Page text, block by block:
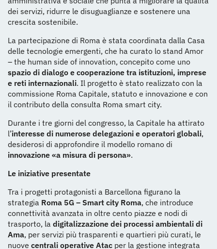
dei servizi, ridurre le disuguaglianze e sostenere una
crescita sostenibile.
La partecipazione di Roma è stata coordinata dalla Casa
delle tecnologie emergenti, che ha curato lo stand Amor
– the human side of innovation, concepito come uno
spazio di dialogo e cooperazione tra istituzioni, imprese
e reti internazionali. Il progetto è stato realizzato con la
commissione Roma Capitale, statuto e innovazione e con
il contributo della consulta Roma smart city.
Durante i tre giorni del congresso, la Capitale ha attirato
l’interesse di numerose delegazioni e operatori globali,
desiderosi di approfondire il modello romano di
innovazione «a misura di persona».
Le iniziative presentate
Tra i progetti protagonisti a Barcellona figurano la
strategia Roma 5G – Smart city Roma, che introduce
connettività avanzata in oltre cento piazze e nodi di
trasporto, la digitalizzazione dei processi ambientali di
Ama, per servizi più trasparenti e quartieri più curati, le
nuove centrali operative Atac per la gestione integrata